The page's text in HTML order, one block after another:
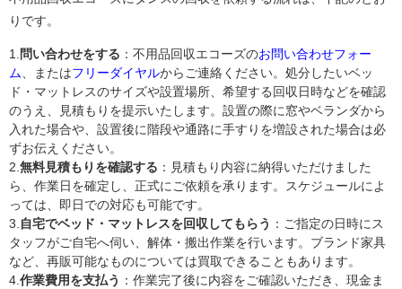
りです。
1. 問い合わせをする ：不用品回収エコーズのお問い合わせフォー
ム 、またはフリーダイヤルからご連絡ください。処分したいベッ
ド・マットレスのサイズや設置場所、希望する回収日時などを確認
のうえ、見積もりを提示いたします。設置の際に窓やベランダから
入れた場合や、設置後に階段や通路に手すりを増設された場合は必
ずお伝えください。
2. 無料見積もりを確認する ：見積もり内容に納得いただけました
ら、作業日を確定し、正式にご依頼を承ります。スケジュールによ
っては、即日での対応も可能です。
3. 自宅でベッド・マットレスを回収してもらう ：ご指定の日時にス
タッフがご自宅へ伺い、解体・搬出作業を行います。ブランド家具
など、再販可能なものについては買取できることもあります。
4. 作業費用を支払う ：作業完了後に内容をご確認いただき、現金ま